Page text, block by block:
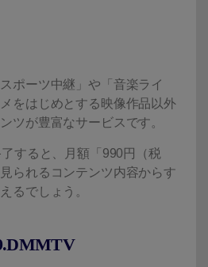
ポーツ中継」や「音楽ライ
をはじめとする映像作品以外
ツが豊富なサービスです。
すると、月額「990円（税
られるコンテンツ内容からす
るでしょう。